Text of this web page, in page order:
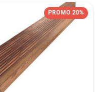
PROMO 20%